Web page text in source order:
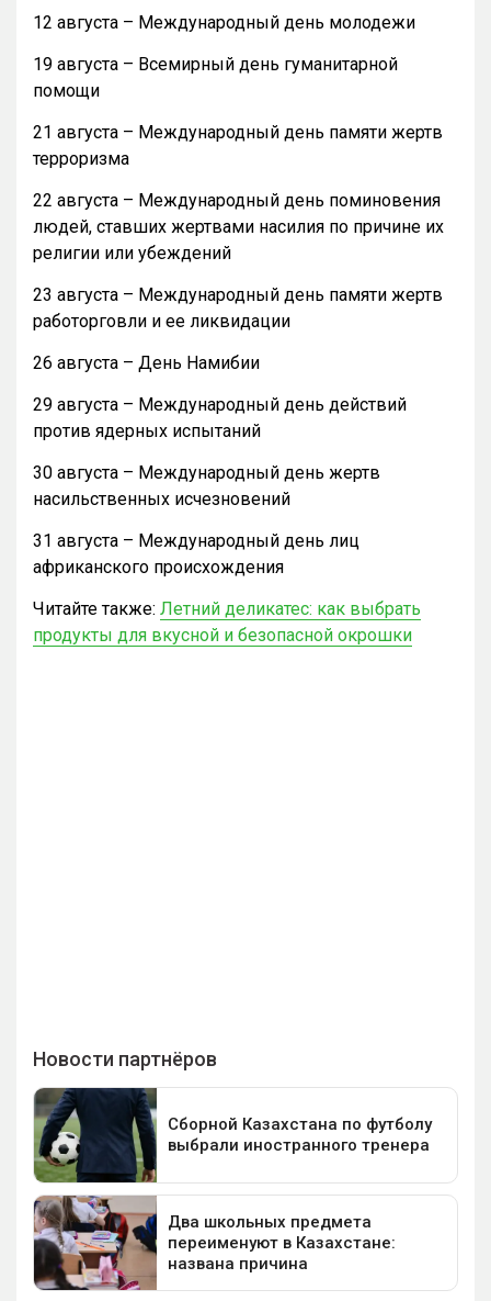
12 августа – Международный день молодежи
19 августа – Всемирный день гуманитарной
помощи
21 августа – Международный день памяти жертв
терроризма
22 августа – Международный день поминовения
людей, ставших жертвами насилия по причине их
религии или убеждений
23 августа – Международный день памяти жертв
работорговли и ее ликвидации
26 августа – День Намибии
29 августа – Международный день действий
против ядерных испытаний
30 августа – Международный день жертв
насильственных исчезновений
31 августа – Международный день лиц
африканского происхождения
Читайте также: Летний деликатес: как выбрать
продукты для вкусной и безопасной окрошки